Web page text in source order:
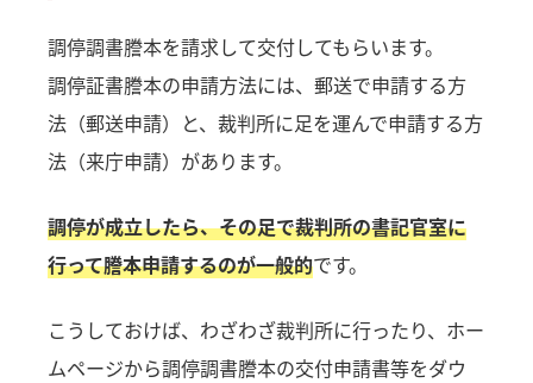
調停調書謄本を請求して交付してもらいます。
調停証書謄本の申請方法には、郵送で申請する方
法（郵送申請）と、裁判所に足を運んで申請する方
法（来庁申請）があります。
調停が成立したら、その足で裁判所の書記官室に
行って謄本申請するのが一般的です。
こうしておけば、わざわざ裁判所に行ったり、ホー
ムページから調停調書謄本の交付申請書等をダウ